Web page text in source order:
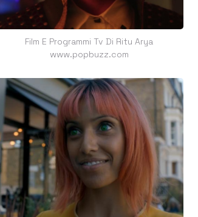
Film E Programmi Tv Di Ritu Arya
www.popbuzz.com